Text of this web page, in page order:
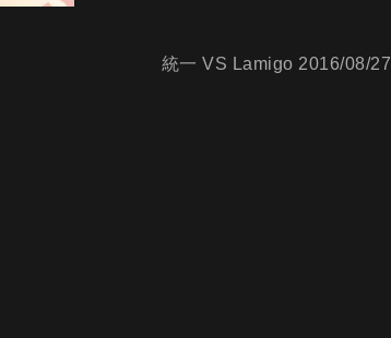
統一 VS Lamigo 2016/08/27